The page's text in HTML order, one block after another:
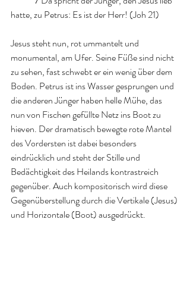
hatte, zu Petrus: Es ist der Herr! (Joh 21)
Jesus steht nun, rot ummantelt und
monumental, am Ufer. Seine Füße sind nicht
zu sehen, fast schwebt er ein wenig über dem
Boden. Petrus ist ins Wasser gesprungen und
die anderen Jünger haben helle Mühe, das
nun von Fischen gefüllte Netz ins Boot zu
hieven. Der dramatisch bewegte rote Mantel
des Vordersten ist dabei besonders
eindrücklich und steht der Stille und
Bedächtigkeit des Heilands kontrastreich
gegenüber. Auch kompositorisch wird diese
Gegenüberstellung durch die Vertikale (Jesus)
und Horizontale (Boot) ausgedrückt.